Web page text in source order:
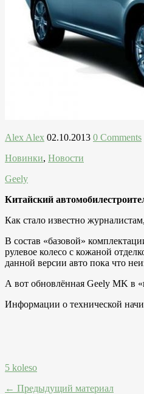
Alex Alex 02.10.2013 0 Comments
Новинки, Новости
Geely
Китайский
Как стало известно
В состав «базовой»
рулевое колесо с кожаной
данной версии авто пока что
А вот обновлённая Geely MK в
Информации о технической
5 koleso
← Предыдущий материал